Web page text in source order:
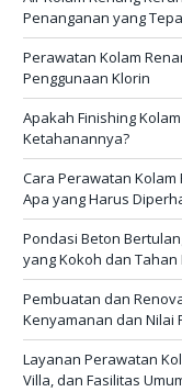
Penanganan yang
Perawatan Kolam
Penggunaan Klorin
Apakah Finishing
Ketahanannya?
Cara Perawatan Kolam
Apa yang Harus
Pondasi Beton
yang Kokoh dan
Pembuatan dan
Kenyamanan dan Nilai
Layanan Perawatan
Villa, dan Fasilitas